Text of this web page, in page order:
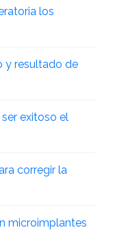
los
y resultado de
exitoso el
corregir la
microimplantes